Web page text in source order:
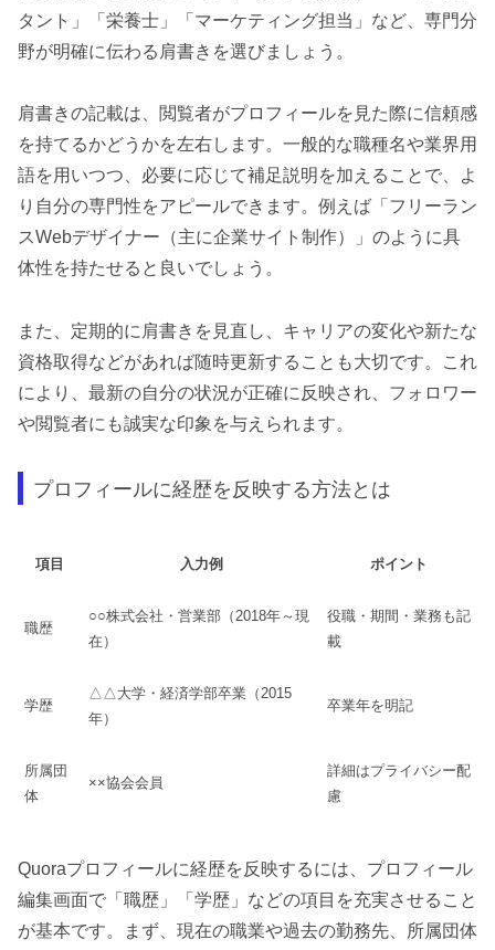
タント」「栄養士」「マーケティング担当」など、専門分
野が明確に伝わる肩書きを選びましょう。
肩書きの記載は、閲覧者がプロフィールを見た際に信頼感
を持てるかどうかを左右します。一般的な職種名や業界用
語を用いつつ、必要に応じて補足説明を加えることで、よ
り自分の専門性をアピールできます。例えば「フリーラン
スWebデザイナー（主に企業サイト制作）」のように具
体性を持たせると良いでしょう。
また、定期的に肩書きを見直し、キャリアの変化や新たな
資格取得などがあれば随時更新することも大切です。これ
により、最新の自分の状況が正確に反映され、フォロワー
や閲覧者にも誠実な印象を与えられます。
プロフィールに経歴を反映する方法とは
項目 入力例 ポイント
職歴
○○株式会社・営業部（2018年～現
在）
役職・期間・業務も記
載
学歴
△△大学・経済学部卒業（2015
年）
卒業年を明記
所属団
体
××協会会員
詳細はプライバシー配
慮
Quoraプロフィールに経歴を反映するには、プロフィール
編集画面で「職歴」「学歴」などの項目を充実させること
が基本です。まず、現在の職業や過去の勤務先、所属団体